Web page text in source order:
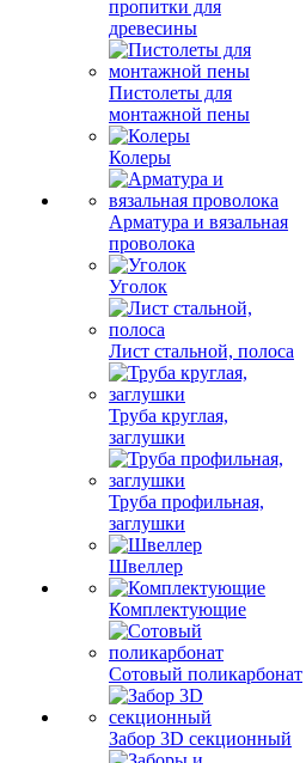
пропитки для
древесины
Пистолеты для
монтажной пены
Колеры
Арматура и вязальная
проволока
Уголок
Лист стальной, полоса
Труба круглая,
заглушки
Труба профильная,
заглушки
Швеллер
Комплектующие
Сотовый поликарбонат
Забор 3D секционный